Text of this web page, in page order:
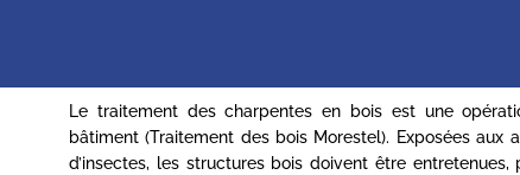
Le traitement des charpentes en bois est une
bâtiment (Traitement des bois Morestel). Exposées aux
d’insectes, les structures bois doivent être